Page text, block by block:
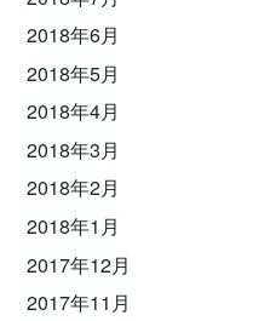
2018年6月
2018年5月
2018年4月
2018年3月
2018年2月
2018年1月
2017年12月
2017年11月